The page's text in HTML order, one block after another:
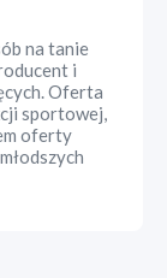
na tanie
i
Oferta
sportowej,
oferty